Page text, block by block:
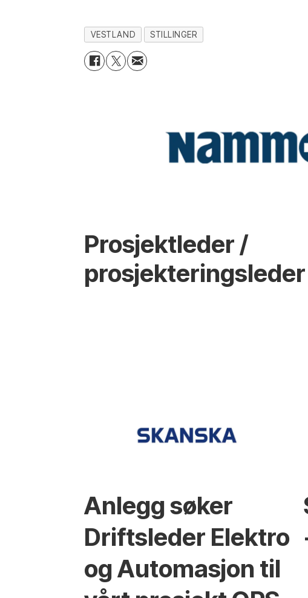
VESTLAND STILLINGER
Prosjektleder /
Anlegg søker
Driftsleder Elektro
og Automasjon til